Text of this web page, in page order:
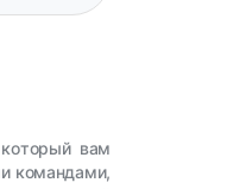
вам
командами,